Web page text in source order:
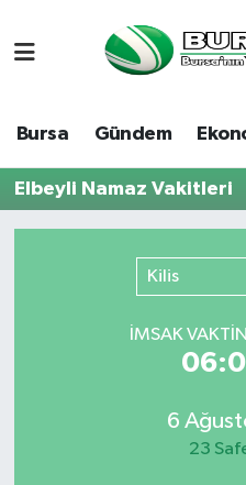
Bursa Gündem
Elbeyli Namaz Vakitleri
Kilis
İMSAK
6
23
Bursa
Dünya
Hava Durumu
Namaz Vakitleri
Tüm Manşetler
Son Dakika Haberleri